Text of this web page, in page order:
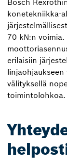
Bosch
konetekniikka-
70 kN:n
erilaisiin
välityksellä
toimintolohkoa.